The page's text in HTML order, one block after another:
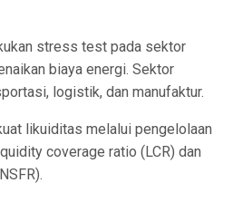
stress test pada sektor
biaya energi. Sektor
logistik, dan manufaktur.
likuiditas melalui pengelolaan
coverage ratio (LCR) dan